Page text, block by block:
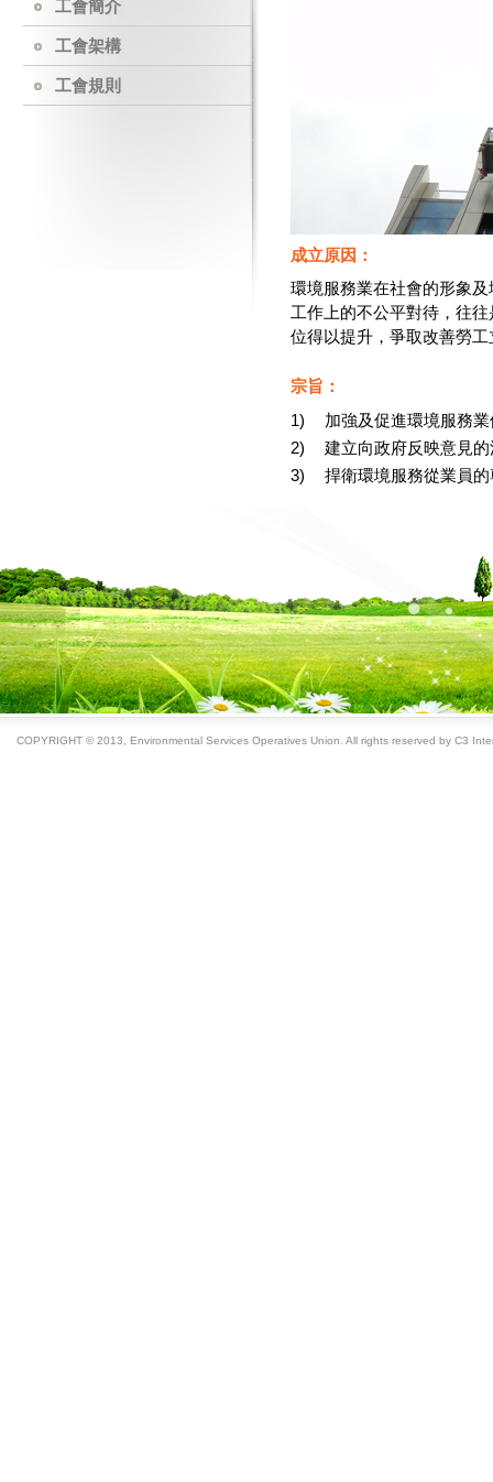
工會簡介
工會架構
工會規則
成立原因：
環境服務業在社會的形象
工作上的不公平對待，往
位得以提升，爭取改善勞
宗旨：
1)
加強及促進環境服務
2)
建立向政府反映意見
3)
捍衛環境服務從業員
COPYRIGHT © 2013, Environmental Services Operatives Union. All rights reserved by C3